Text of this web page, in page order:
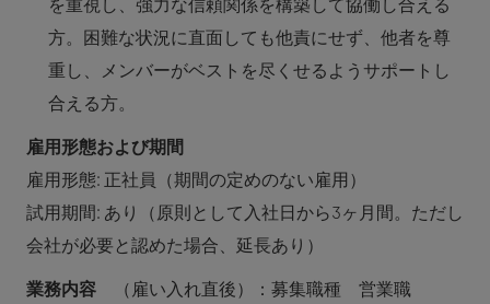
を重視し、強力な信頼関係を構築して協働し合える
方。困難な状況に直面しても他責にせず、他者を尊
重し、メンバーがベストを尽くせるようサポートし
合える方。
雇用形態および期間
雇用形態: 正社員（期間の定めのない雇用）
試用期間: あり（原則として入社日から3ヶ月間。ただし
会社が必要と認めた場合、延長あり）
業務内容 （雇い入れ直後）：募集職種 営業職